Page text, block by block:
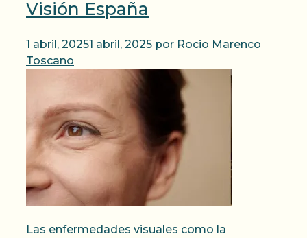
Visión España
1 abril, 20251 abril, 2025 por Rocio Marenco
Toscano
Las enfermedades visuales como la